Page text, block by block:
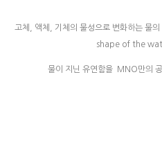
고체, 액체, 기체의 물성으로 변화하는 물
shape of the
물이 지닌 유연함을 MNO만의